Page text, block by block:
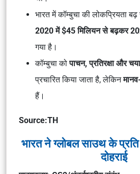
भारत में कॉम्बुचा की लोकप्रियता
2020 में $45 मिलियन से बढ़कर
गया है।
कॉम्बुचा कोपाचन, प्रतिरक्षा और
प्रचारित किया जाता है, लेकिन
हैं।
Source:TH
भारत ने ग्लोबल साउथ के प्रति
दोहराई